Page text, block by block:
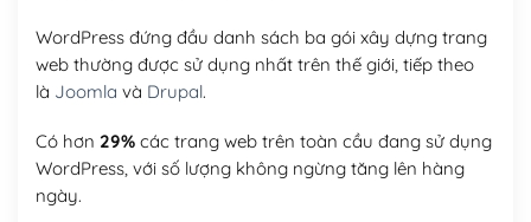
WordPress đứng đầu danh sách ba gói xây dựng trang
web thường được sử dụng nhất trên thế giới, tiếp theo
là Joomla và Drupal.
Có hơn 29%các trang web trên toàn cầu đang sử dụng
WordPress, với số lượng không ngừng tăng lên hàng
ngày.